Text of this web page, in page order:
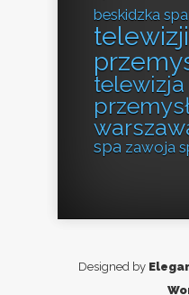
beskidzka spa
telewizji
telewizja
spa zawoja
Designed by